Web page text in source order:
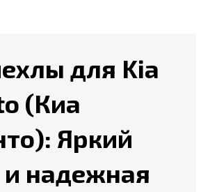
для Kia
(Киа
Яркий
и надежная